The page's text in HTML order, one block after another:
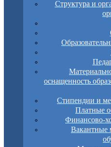
Структура и
оснащенность
Стипендии и
Платные
Финансово-
Вакантные